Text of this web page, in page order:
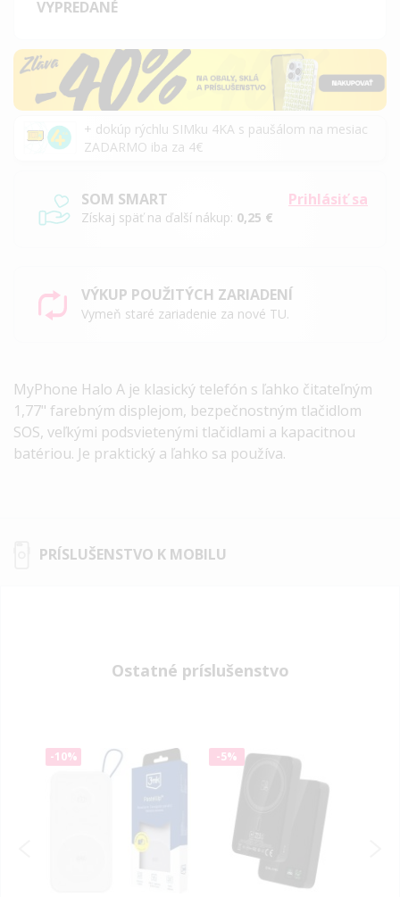
VYPREDANÉ
+ dokúp rýchlu SIMku 4KA s paušálom na mesiac
ZADARMO iba za 4€
Prihlásiť sa
SOM SMART
Získaj späť na ďalší nákup: 0,25 €
VÝKUP POUŽITÝCH ZARIADENÍ
Vymeň staré zariadenie za nové TU.
MyPhone Halo A je klasický telefón s ľahko čitateľným
1,77" farebným displejom, bezpečnostným tlačidlom
SOS, veľkými podsvietenými tlačidlami a kapacitnou
batériou. Je praktický a ľahko sa používa.
PRÍSLUŠENSTVO K MOBILU
Ostatné príslušenstvo
-10% -5%